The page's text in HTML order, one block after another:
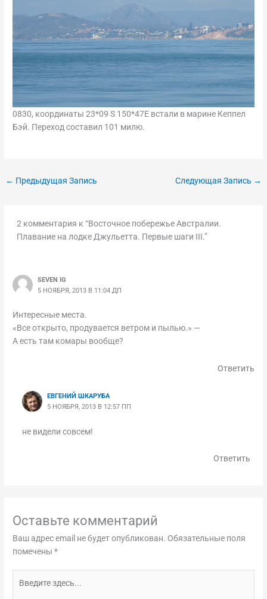
0830, координаты 23*09 S 150*47E встали в марине Кеппел
Бэй. Переход составил 101 милю.
← Предыдущая Запись Следующая Запись →
2 комментария к “Восточное побережье Австралии.
Плавание на лодке Джульетта. Первые шаги III.”
SEVEN IG
5 НОЯБРЯ, 2013 В 11:04 ДП
Интересные места.
«Все открыто, продувается ветром и пылью.» —
А есть там комары вообще?
Ответить
ЕВГЕНИЙ ШКАРУБА
5 НОЯБРЯ, 2013 В 12:57 ПП
не видели совсем!
Ответить
Оставьте комментарий
Ваш адрес email не будет опубликован. Обязательные поля
помечены*
здесь...